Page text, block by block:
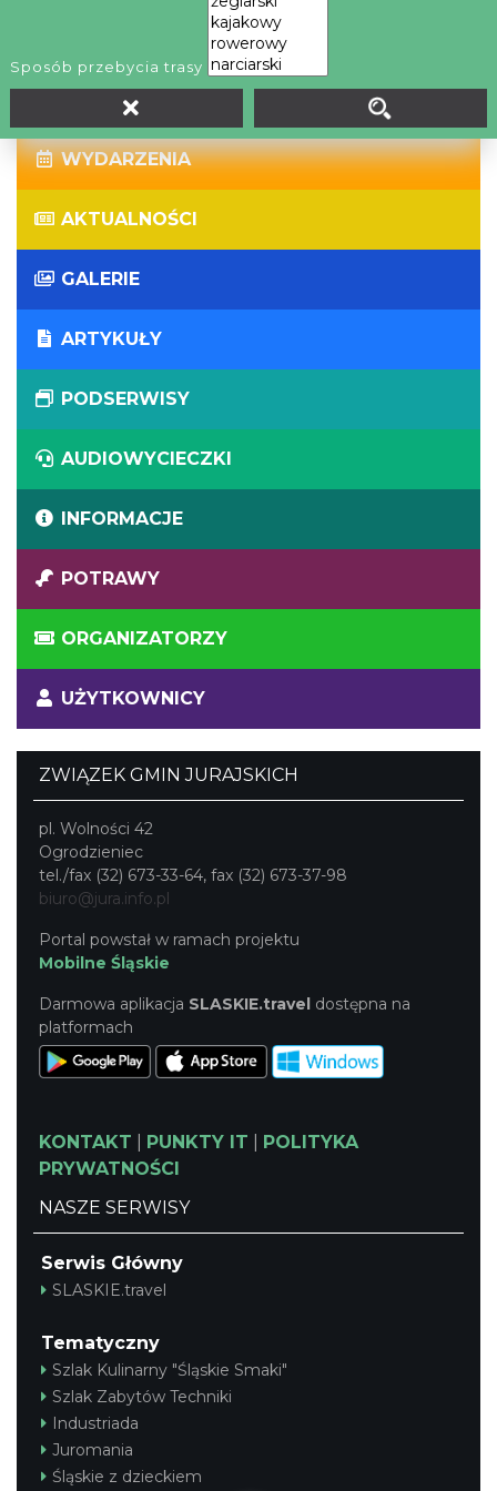
Sposób przebycia trasy
WIRTUALNE WYCIECZKI
PANORAMY
WYDARZENIA
AKTUALNOŚCI
GALERIE
ARTYKUŁY
PODSERWISY
AUDIOWYCIECZKI
INFORMACJE
POTRAWY
ORGANIZATORZY
UŻYTKOWNICY
ZWIĄZEK GMIN JURAJSKICH
pl. Wolności 42
Ogrodzieniec
tel./fax (32) 673-33-64, fax (32) 673-37-98
biuro@jura.info.pl
Portal powstał w ramach projektu
Mobilne Śląskie
Darmowa aplikacja SLASKIE.travel dostępna na
platformach
KONTAKT PUNKTY IT
POLITYKA
PRYWATNOŚCI
NASZE SERWISY
Serwis Główny
SLASKIE.travel
Tematyczny
Szlak Kulinarny "Śląskie Smaki"
Szlak Zabytów Techniki
Industriada
Juromania
Śląskie z dzieckiem